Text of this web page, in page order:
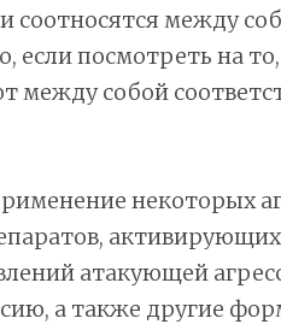
соотносятся между
если посмотреть на
между собой
некоторых
атакующей
а также другие